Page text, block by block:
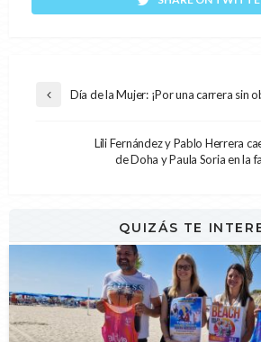
Día de la Mujer: ¡Por una carrera sin
Lili Fernández y Pablo Herrera
de Doha y Paula Soria en la
QUIZÁS TE